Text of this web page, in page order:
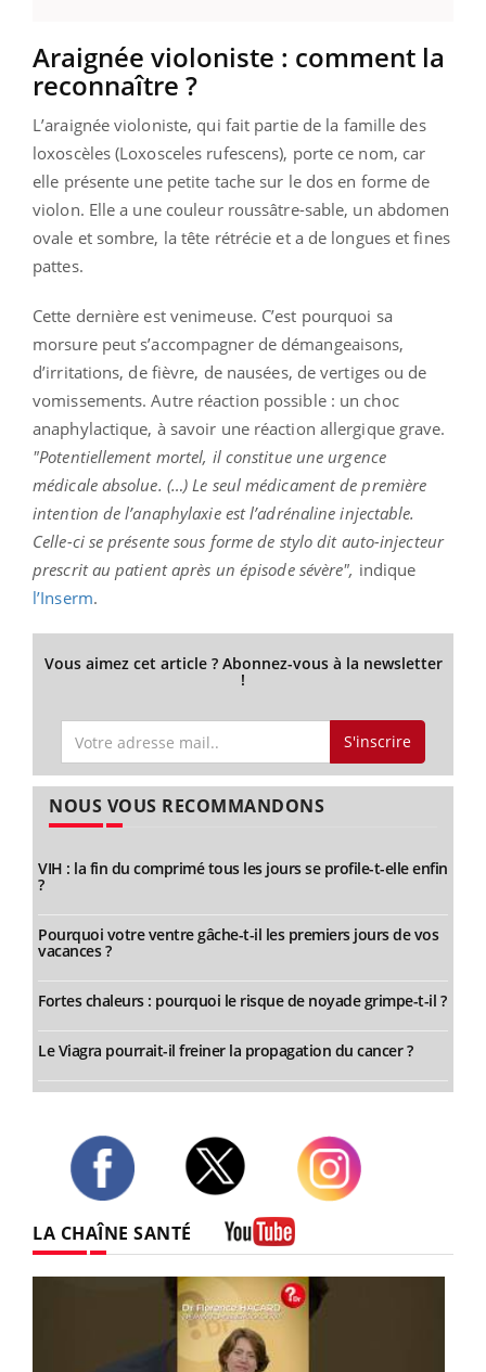
Araignée violoniste : comment la
reconnaître ?
L’araignée violoniste, qui fait partie de la famille des
loxoscèles (Loxosceles rufescens), porte ce nom, car
elle présente une petite tache sur le dos en forme de
violon. Elle a une couleur roussâtre-sable, un abdomen
ovale et sombre, la tête rétrécie et a de longues et fines
pattes.
Cette dernière est venimeuse. C’est pourquoi sa
morsure peut s’accompagner de démangeaisons,
d’irritations, de fièvre, de nausées, de vertiges ou de
vomissements. Autre réaction possible : un choc
anaphylactique, à savoir une réaction allergique grave.
"Potentiellement mortel, il constitue une urgence
médicale absolue. (…) Le seul médicament de première
intention de l’anaphylaxie est l’adrénaline injectable.
Celle-ci se présente sous forme de stylo dit auto-injecteur
prescrit au patient après un épisode sévère", indique
l’Inserm.
Vous aimez cet article ? Abonnez-vous à la newsletter
!
S'inscrire
NOUS VOUS RECOMMANDONS
VIH : la fin du comprimé tous les jours se profile-t-elle enfin
?
Pourquoi votre ventre gâche-t-il les premiers jours de vos
vacances ?
Fortes chaleurs : pourquoi le risque de noyade grimpe-t-il ?
Le Viagra pourrait-il freiner la propagation du cancer ?
LA CHAÎNE SANTÉ